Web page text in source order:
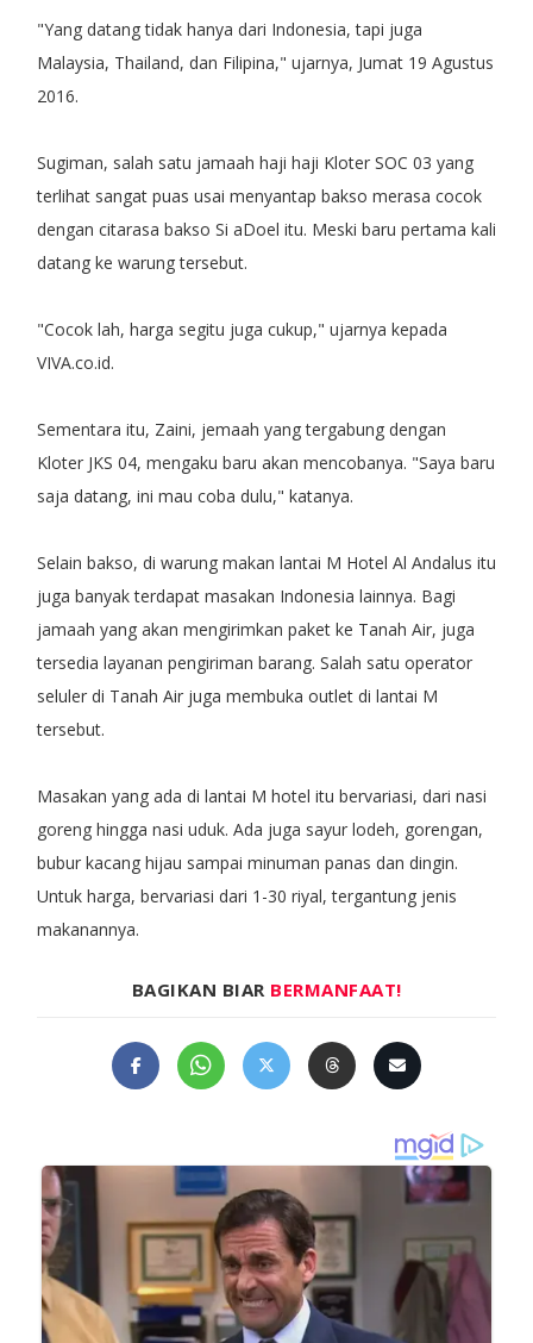
"Yang datang tidak hanya dari Indonesia, tapi juga
Malaysia, Thailand, dan Filipina," ujarnya, Jumat 19 Agustus
2016.
Sugiman, salah satu jamaah haji haji Kloter SOC 03 yang
terlihat sangat puas usai menyantap bakso merasa cocok
dengan citarasa bakso Si aDoel itu. Meski baru pertama kali
datang ke warung tersebut.
"Cocok lah, harga segitu juga cukup," ujarnya kepada
VIVA.co.id.
Sementara itu, Zaini, jemaah yang tergabung dengan
Kloter JKS 04, mengaku baru akan mencobanya. "Saya baru
saja datang, ini mau coba dulu," katanya.
Selain bakso, di warung makan lantai M Hotel Al Andalus itu
juga banyak terdapat masakan Indonesia lainnya. Bagi
jamaah yang akan mengirimkan paket ke Tanah Air, juga
tersedia layanan pengiriman barang. Salah satu operator
seluler di Tanah Air juga membuka outlet di lantai M
tersebut.
Masakan yang ada di lantai M hotel itu bervariasi, dari nasi
goreng hingga nasi uduk. Ada juga sayur lodeh, gorengan,
bubur kacang hijau sampai minuman panas dan dingin.
Untuk harga, bervariasi dari 1-30 riyal, tergantung jenis
makanannya.
BAGIKAN BIAR BERMANFAAT!